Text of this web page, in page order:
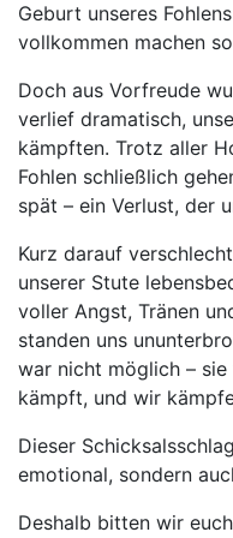
Geburt unseres
vollkommen machen
Doch aus Vorfreude
verlief dramatisch,
kämpften. Trotz aller
Fohlen schließlich
spät – ein Verlust, der
Kurz darauf
unserer Stute
voller Angst, Tränen
standen uns
war nicht möglich –
kämpft, und wir
Dieser
emotional, sondern
Deshalb bitten wir